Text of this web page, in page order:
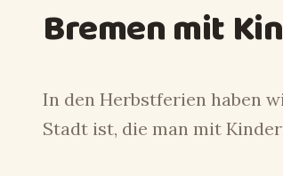
Bremen mit
In den Herbstferien haben
Stadt ist, die man mit